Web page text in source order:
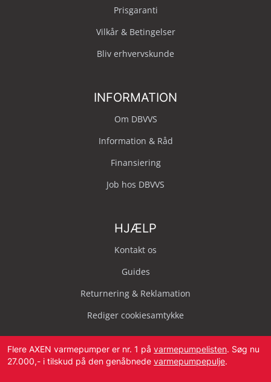
Prisgaranti
Vilkår & Betingelser
Bliv erhvervskunde
INFORMATION
Om DBVVS
Information & Råd
Finansiering
Job hos DBVVS
HJÆLP
Kontakt os
Guides
Returnering & Reklamation
Rediger cookiesamtykke
Flere AXEN varmepumper er nr. 1 på varmepumpelisten. Søg nu
27.000,- i tilskud på den genåbnede varmepumpepulje.